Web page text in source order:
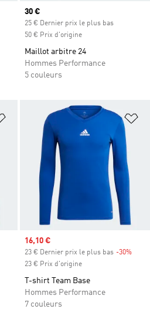
Prix actuel
30 €
25 € Dernier prix le plus bas
50 € Prix d'origine
Maillot arbitre 24
Hommes Performance
5 couleurs
Ajouter à la Liste de produits
Prix soldé
16,10 €
23 € Dernier prix le plus bas -30%
23 € Prix d'origine
T-shirt Team Base
Hommes Performance
7 couleurs